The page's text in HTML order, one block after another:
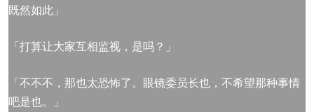
既然如此」
「打算让大家互相监视，是吗？」
「不不不，那也太恐怖了。眼镜委员长也，不希望那种事情
吧是也。」